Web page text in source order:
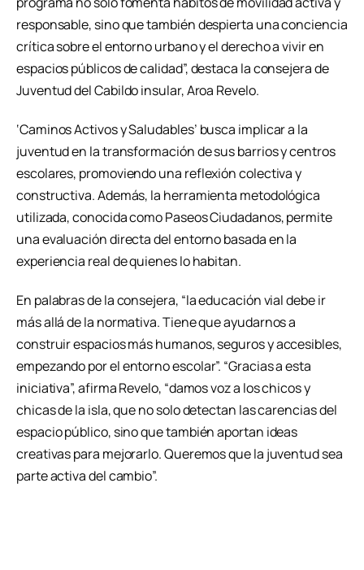
responsable, sino que también despierta una conciencia
crítica sobre el entorno urbano y el derecho a vivir en
espacios públicos de calidad”, destaca la consejera de
Juventud del Cabildo insular, Aroa Revelo.
‘Caminos Activos y Saludables’ busca implicar a la
juventud en la transformación de sus barrios y centros
escolares, promoviendo una reflexión colectiva y
constructiva. Además, la herramienta metodológica
utilizada, conocida como Paseos Ciudadanos, permite
una evaluación directa del entorno basada en la
experiencia real de quienes lo habitan.
En palabras de la consejera, “la educación vial debe ir
más allá de la normativa. Tiene que ayudarnos a
construir espacios más humanos, seguros y accesibles,
empezando por el entorno escolar”. “Gracias a esta
iniciativa”, afirma Revelo, “damos voz a los chicos y
chicas de la isla, que no solo detectan las carencias del
espacio público, sino que también aportan ideas
creativas para mejorarlo. Queremos que la juventud sea
parte activa del cambio”.